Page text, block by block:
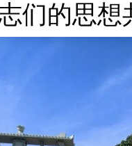
们的思